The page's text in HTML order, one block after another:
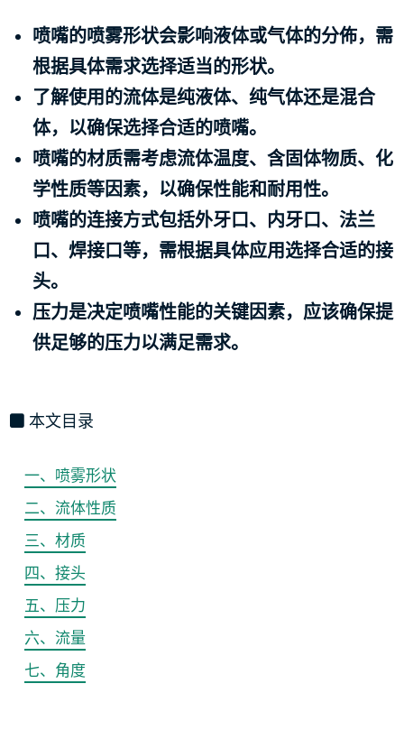
喷嘴的喷雾形状会影响液体或气体的分佈，需
根据具体需求选择适当的形状。
了解使用的流体是纯液体、纯气体还是混合
体，以确保选择合适的喷嘴。
喷嘴的材质需考虑流体温度、含固体物质、化
学性质等因素，以确保性能和耐用性。
喷嘴的连接方式包括外牙口、内牙口、法兰
口、焊接口等，需根据具体应用选择合适的接
头。
压力是决定喷嘴性能的关键因素，应该确保提
供足够的压力以满足需求。
本文目录
一、喷雾形状
二、流体性质
三、材质
四、接头
五、压力
六、流量
七、角度